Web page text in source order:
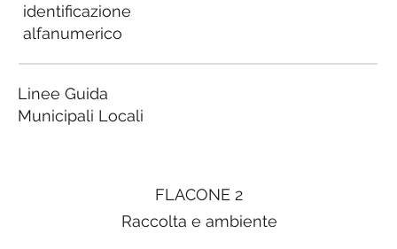
FLACONE 2
Raccolta e ambiente
identificazione
alfanumerico
Linee Guida
Municipali Locali